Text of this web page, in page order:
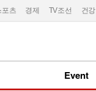
포츠 경제 TV조선 건강
Event